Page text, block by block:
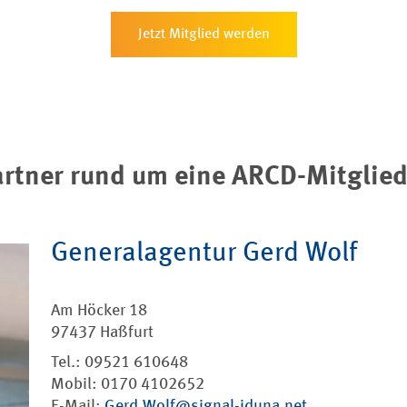
Jetzt Mitglied werden
rund um eine ARCD-
Generalagentur Gerd Wolf
Am Höcker 18
97437 Haßfurt
Tel.: 09521 610648
Mobil: 0170 4102652